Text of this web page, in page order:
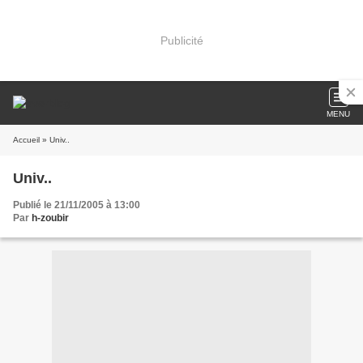
Publicité
MENU
Accueil » Univ..
Univ..
Publié le 21/11/2005 à 13:00
Par h-zoubir